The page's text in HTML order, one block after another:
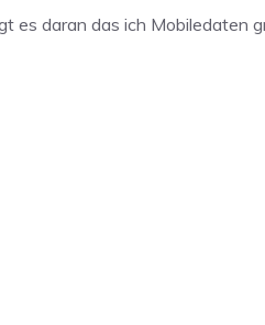
es daran das ich Mobiledaten